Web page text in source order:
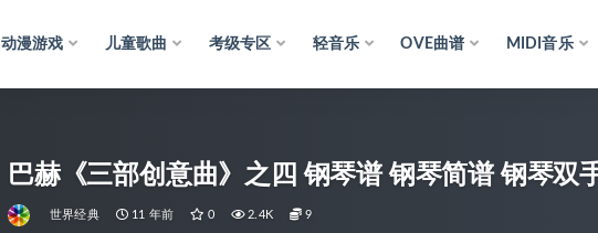
动漫游戏 儿童歌曲 考级专区 轻音乐 OVE曲谱 MIDI音乐
巴赫《三部创意曲》之四 钢琴谱 钢琴简谱 钢琴双
世界经典 11 年前 0 2.4K 9